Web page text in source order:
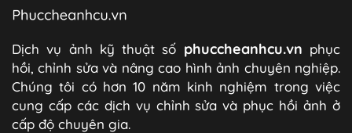
Dịch vụ ảnh kỹ thuật số phuccheanhcu.vn phục
hồi, chỉnh sửa và nâng cao hình ảnh chuyên nghiệp.
Chúng tôi có hơn 10 năm kinh nghiệm trong việc
cung cấp các dịch vụ chỉnh sửa và phục hồi ảnh ở
cấp độ chuyên gia.